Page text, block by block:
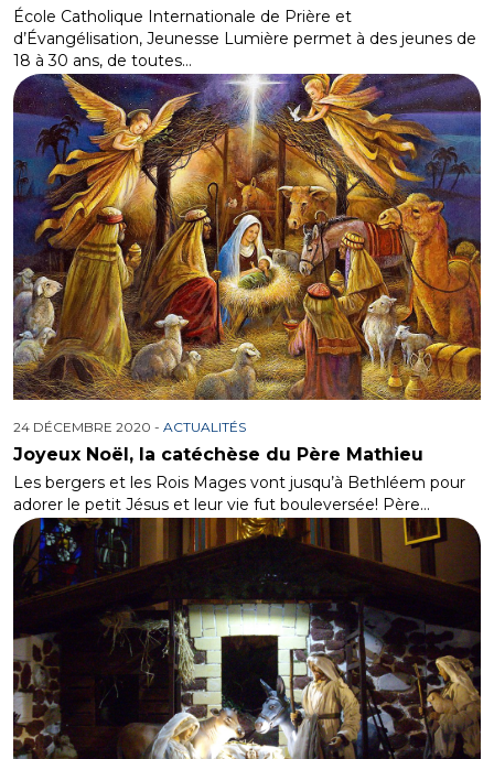
École Catholique Internationale de Prière et
d’Évangélisation, Jeunesse Lumière permet à des jeunes de
18 à 30 ans, de toutes…
24 DÉCEMBRE 2020 - ACTUALITÉS
Joyeux Noël, la catéchèse du Père Mathieu
Les bergers et les Rois Mages vont jusqu’à Bethléem pour
adorer le petit Jésus et leur vie fut bouleversée! Père…